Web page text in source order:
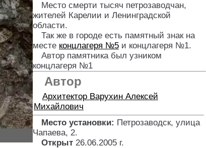
Место смерти тысяч петрозаводчан,
жителей Карелии и Ленинградской
области.
Так же в городе есть памятный знак на
месте концлагеря №5 и концлагеря №1.
Автор памятника был узником
концлагеря №1
Автор
Архитектор Варухин Алексей
Михайлович
Место установки: Петрозаводск, улица
Чапаева, 2.
Открыт 26.06.2005 г.